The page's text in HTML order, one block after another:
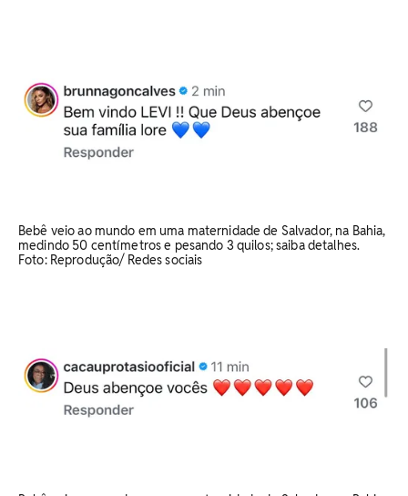
Bebê veio ao mundo em uma maternidade de Salvador, na Bahia,
medindo 50 centímetros e pesando 3 quilos; saiba detalhes.
Foto: Reprodução/ Redes sociais